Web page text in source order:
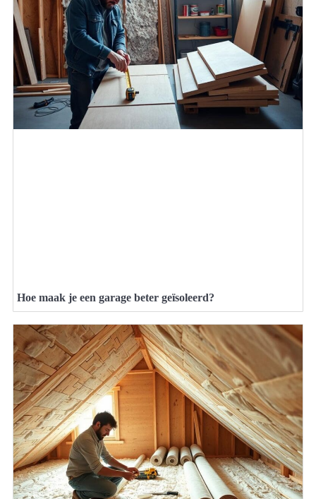
Hoe maak je een garage beter geïsoleerd?